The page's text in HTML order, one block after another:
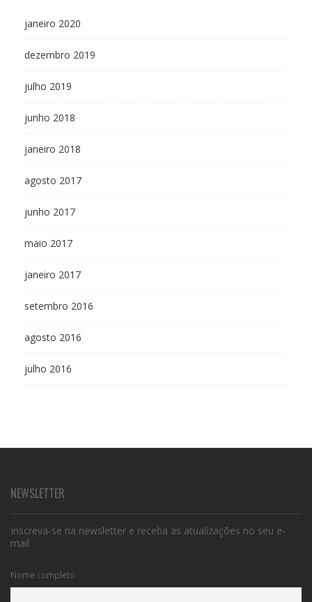
janeiro 2020
dezembro 2019
julho 2019
junho 2018
janeiro 2018
agosto 2017
junho 2017
maio 2017
janeiro 2017
setembro 2016
agosto 2016
julho 2016
NEWSLETTER
Inscreva-se na newsletter e receba as atualizações no seu e-
mail
Nome completo